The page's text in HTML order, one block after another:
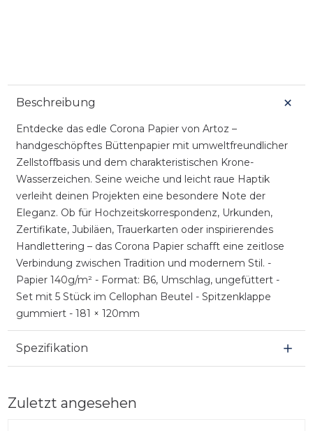
Beschreibung
Entdecke das edle Corona Papier von Artoz –
handgeschöpftes Büttenpapier mit umweltfreundlicher
Zellstoffbasis und dem charakteristischen Krone-
Wasserzeichen. Seine weiche und leicht raue Haptik
verleiht deinen Projekten eine besondere Note der
Eleganz. Ob für Hochzeitskorrespondenz, Urkunden,
Zertifikate, Jubiläen, Trauerkarten oder inspirierendes
Handlettering – das Corona Papier schafft eine zeitlose
Verbindung zwischen Tradition und modernem Stil. -
Papier 140g/m² - Format: B6, Umschlag, ungefüttert -
Set mit 5 Stück im Cellophan Beutel - Spitzenklappe
gummiert - 181 × 120mm
Spezifikation
Zuletzt angesehen